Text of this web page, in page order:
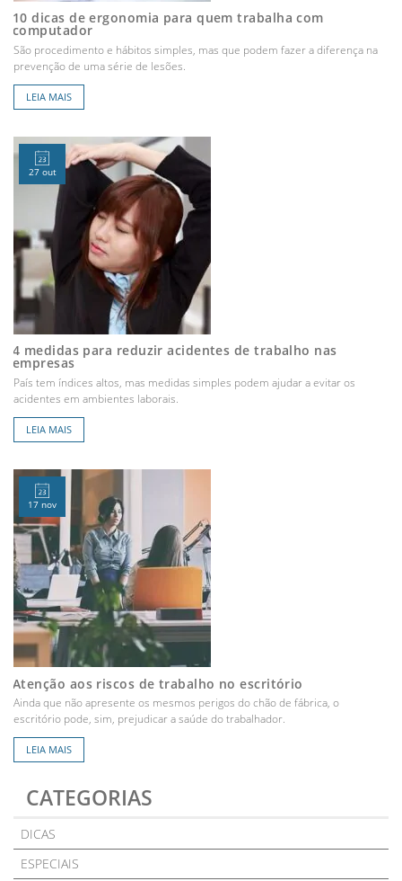
10 dicas de ergonomia para quem trabalha com
computador
São procedimento e hábitos simples, mas que podem fazer a diferença na
prevenção de uma série de lesões.
LEIA MAIS
27 out
4 medidas para reduzir acidentes de trabalho nas
empresas
País tem índices altos, mas medidas simples podem ajudar a evitar os
acidentes em ambientes laborais.
LEIA MAIS
17 nov
Atenção aos riscos de trabalho no escritório
Ainda que não apresente os mesmos perigos do chão de fábrica, o
escritório pode, sim, prejudicar a saúde do trabalhador.
LEIA MAIS
CATEGORIAS
DICAS
ESPECIAIS